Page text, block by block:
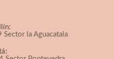
la Aguacatala